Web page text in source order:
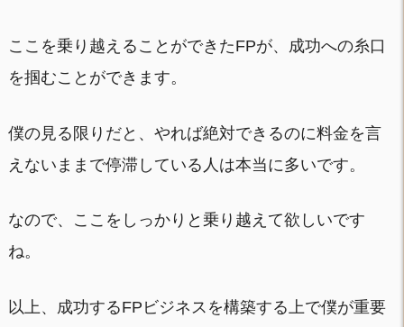
ここを乗り越えることができたFPが、成功への糸口
を掴むことができます。
僕の見る限りだと、やれば絶対できるのに料金を言
えないままで停滞している人は本当に多いです。
なので、ここをしっかりと乗り越えて欲しいです
ね。
以上、成功するFPビジネスを構築する上で僕が重要